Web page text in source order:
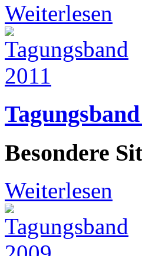
Weiterlesen
Besondere
Weiterlesen